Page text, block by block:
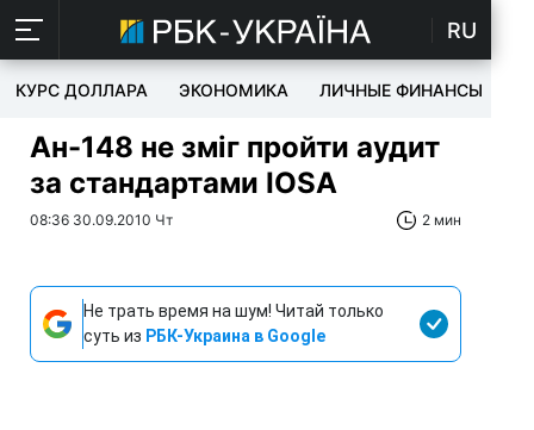
RU
КУРС ДОЛЛАРА ЭКОНОМИКА ЛИЧНЫЕ ФИНАНСЫ
Ан-148 не зміг пройти аудит
за стандартами IOSA
08:36 30.09.2010 Чт 2 мин
Не трать время на шум! Читай только
суть из РБК-Украина в Google